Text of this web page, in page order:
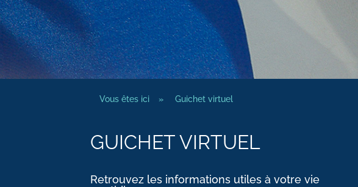
Vous êtes ici » Guichet virtuel
GUICHET VIRTUEL
Retrouvez les informations utiles à votre vie